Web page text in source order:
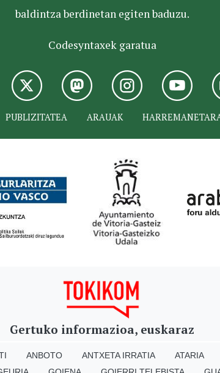
baldintza berdinetan egiten baduzu.
Codesyntaxek garatua
PUBLIZITATEA ARAUAK
Gertuko informazioa, euskaraz
ANBOTO ANTXETA IRRATIA ATARIA